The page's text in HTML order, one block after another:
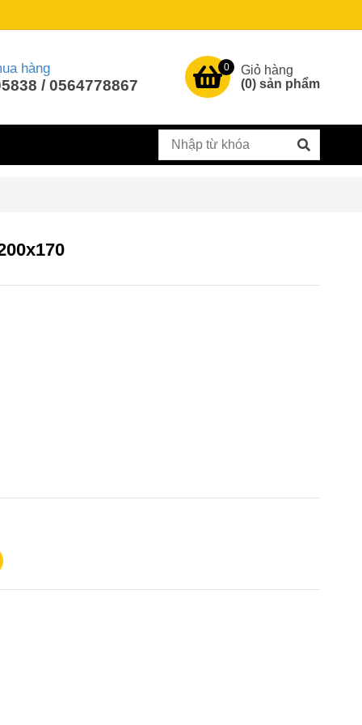
hàng
/ 0564778867
0
Giỏ hàng
(0) sản phẩm